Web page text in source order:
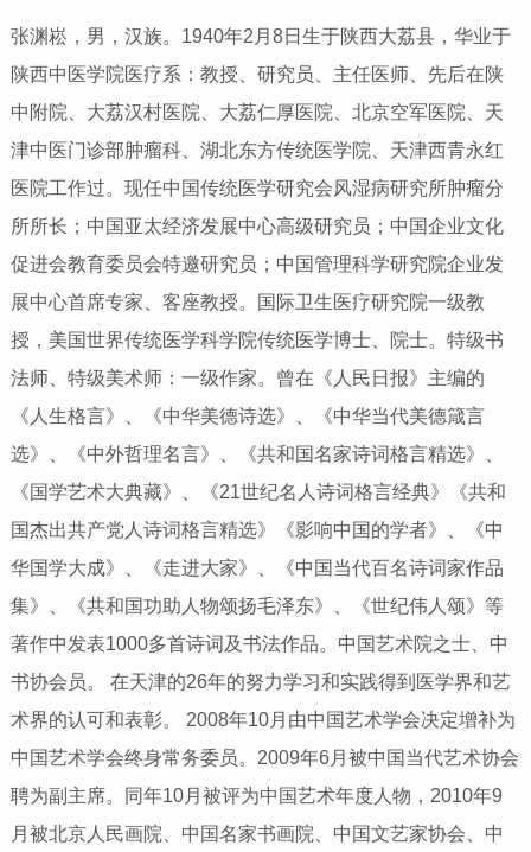
张渊崧，男，汉族。1940年2月8日生于陕西大荔县，华业于
陕西中医学院医疗系：教授、研究员、主任医师、先后在陕
中附院、大荔汉村医院、大荔仁厚医院、北京空军医院、天
津中医门诊部肿瘤科、湖北东方传统医学院、天津西青永红
医院工作过。现任中国传统医学研究会风湿病研究所肿瘤分
所所长；中国亚太经济发展中心高级研究员；中国企业文化
促进会教育委员会特邀研究员；中国管理科学研究院企业发
展中心首席专家、客座教授。国际卫生医疗研究院一级教
授，美国世界传统医学科学院传统医学博士、院士。特级书
法师、特级美术师：一级作家。曾在《人民日报》主编的
《人生格言》、《中华美德诗选》、《中华当代美德箴言
选》、《中外哲理名言》、《共和国名家诗词格言精选》、
《国学艺术大典藏》、《21世纪名人诗词格言经典》《共和
国杰出共产党人诗词格言精选》《影响中国的学者》、《中
华国学大成》、《走进大家》、《中国当代百名诗词家作品
集》、《共和国功助人物颂扬毛泽东》、《世纪伟人颂》等
著作中发表1000多首诗词及书法作品。中国艺术院之士、中
书协会员。 在天津的26年的努力学习和实践得到医学界和艺
术界的认可和表彰。 2008年10月由中国艺术学会决定增补为
中国艺术学会终身常务委员。2009年6月被中国当代艺术协会
聘为副主席。同年10月被评为中国艺术年度人物，2010年9
月被北京人民画院、中国名家书画院、中国文艺家协会、中